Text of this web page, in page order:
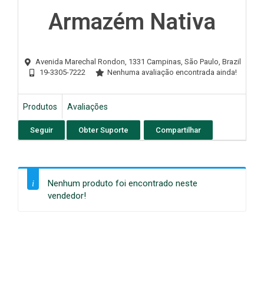
Armazém Nativa
Avenida Marechal Rondon, 1331 Campinas, São Paulo, Brazil
19-3305-7222
Nenhuma avaliação encontrada ainda!
Produtos Avaliações
Seguir Obter Suporte Compartilhar
Nenhum produto foi encontrado neste
vendedor!